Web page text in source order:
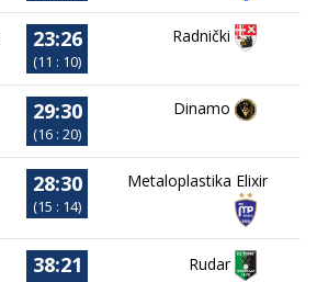
23:26
(11 : 10)
Radnički
29:30
(16 : 20)
Dinamo
28:30
(15 : 14)
Metaloplastika Elixir
38:21 Rudar